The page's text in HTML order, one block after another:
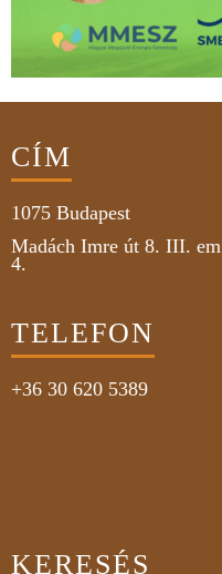
CÍM
1075 Budapest
Madách Imre út 8. III. em
4.
TELEFON
+36 30 620 5389
KERESÉS